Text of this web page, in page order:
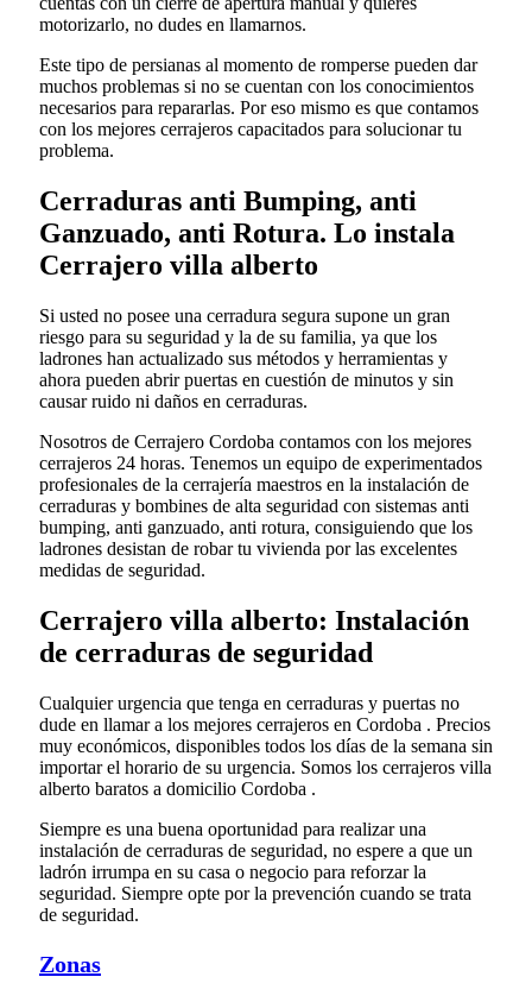
motorizarlo, no dudes en llamarnos.
Este tipo de persianas al momento de romperse pueden dar
muchos problemas si no se cuentan con los conocimientos
necesarios para repararlas. Por eso mismo es que contamos
con los mejores cerrajeros capacitados para solucionar tu
problema.
Cerraduras anti Bumping, anti
Ganzuado, anti Rotura. Lo instala
Cerrajero villa alberto
Si usted no posee una cerradura segura supone un gran
riesgo para su seguridad y la de su familia, ya que los
ladrones han actualizado sus métodos y herramientas y
ahora pueden abrir puertas en cuestión de minutos y sin
causar ruido ni daños en cerraduras.
Nosotros de Cerrajero Cordoba contamos con los mejores
cerrajeros 24 horas. Tenemos un equipo de experimentados
profesionales de la cerrajería maestros en la instalación de
cerraduras y bombines de alta seguridad con sistemas anti
bumping, anti ganzuado, anti rotura, consiguiendo que los
ladrones desistan de robar tu vivienda por las excelentes
medidas de seguridad.
Cerrajero villa alberto: Instalación
de cerraduras de seguridad
Cualquier urgencia que tenga en cerraduras y puertas no
dude en llamar a los mejores cerrajeros en Cordoba . Precios
muy económicos, disponibles todos los días de la semana sin
importar el horario de su urgencia. Somos los cerrajeros villa
alberto baratos a domicilio Cordoba .
Siempre es una buena oportunidad para realizar una
instalación de cerraduras de seguridad, no espere a que un
ladrón irrumpa en su casa o negocio para reforzar la
seguridad. Siempre opte por la prevención cuando se trata
de seguridad.
Zonas